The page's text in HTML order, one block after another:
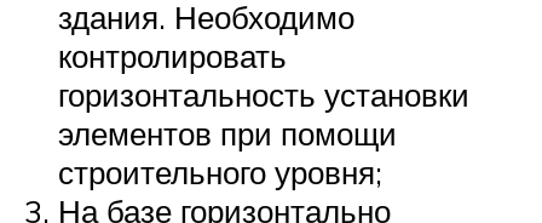
здания. Необходимо
контролировать
горизонтальность установки
элементов при помощи
строительного уровня;
На базе горизонтально